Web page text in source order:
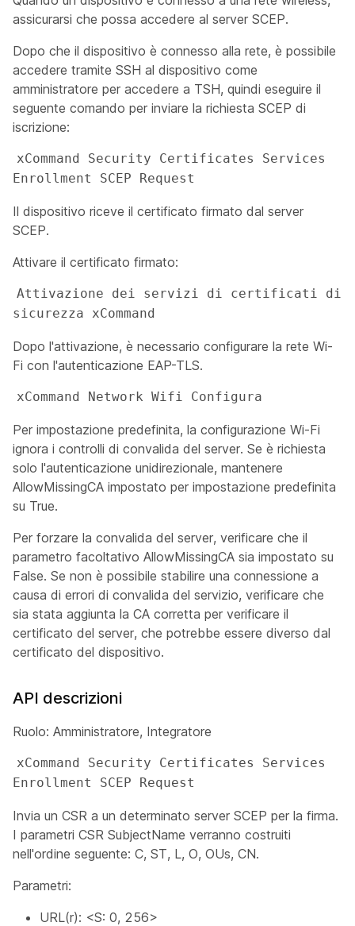
assicurarsi che possa accedere al server SCEP.
Dopo che il dispositivo è connesso alla rete, è possibile
accedere tramite SSH al dispositivo come
amministratore per accedere a TSH, quindi eseguire il
seguente comando per inviare la richiesta SCEP di
iscrizione:
xCommand Security Certificates Services
Enrollment SCEP Request
Il dispositivo riceve il certificato firmato dal server
SCEP.
Attivare il certificato firmato:
Attivazione dei servizi di certificati di
sicurezza xCommand
Dopo l'attivazione, è necessario configurare la rete Wi-
Fi con l'autenticazione EAP-TLS.
xCommand Network Wifi Configura
Per impostazione predefinita, la configurazione Wi-Fi
ignora i controlli di convalida del server. Se è richiesta
solo l'autenticazione unidirezionale, mantenere
AllowMissingCA impostato per impostazione predefinita
su True.
Per forzare la convalida del server, verificare che il
parametro facoltativo AllowMissingCA sia impostato su
False. Se non è possibile stabilire una connessione a
causa di errori di convalida del servizio, verificare che
sia stata aggiunta la CA corretta per verificare il
certificato del server, che potrebbe essere diverso dal
certificato del dispositivo.
API descrizioni
Ruolo: Amministratore, Integratore
xCommand Security Certificates Services
Enrollment SCEP Request
Invia un CSR a un determinato server SCEP per la firma.
I parametri CSR SubjectName verranno costruiti
nell'ordine seguente: C, ST, L, O, OUs, CN.
Parametri:
URL(r): <S: 0, 256>